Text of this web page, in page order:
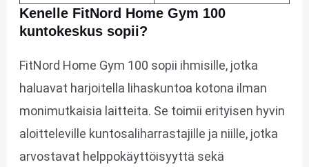
Kenelle FitNord Home Gym 100
kuntokeskus sopii?
FitNord Home Gym 100 sopii ihmisille, jotka
haluavat harjoitella lihaskuntoa kotona ilman
monimutkaisia laitteita. Se toimii erityisen hyvin
aloitteleville kuntosaliharrastajille ja niille, jotka
arvostavat helppokäyttöisyyttä sekä